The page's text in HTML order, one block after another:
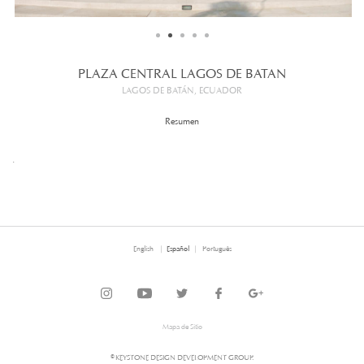
PLAZA CENTRAL LAGOS DE BATAN
LAGOS DE BATÁN, ECUADOR
Resumen
English Español Português
Mapa de Sitio
© KEYSTONE DESIGN DEVELOPMENT GROUP.